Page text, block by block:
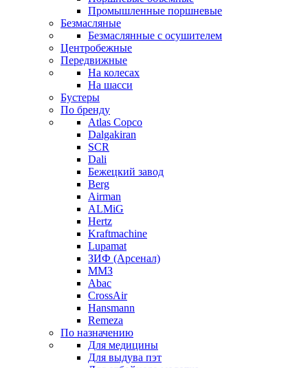
Промышленные поршневые
Безмасляные
Безмаслянные с осушителем
Центробежные
Передвижные
На колесах
На шасси
Бустеры
По бренду
Atlas Copco
Dalgakiran
SCR
Dali
Бежецкий завод
Berg
Airman
ALMiG
Hertz
Kraftmachine
Lupamat
ЗИФ (Арсенал)
ММЗ
Abac
CrossAir
Hansmann
Remeza
По назначению
Для медицины
Для выдува пэт